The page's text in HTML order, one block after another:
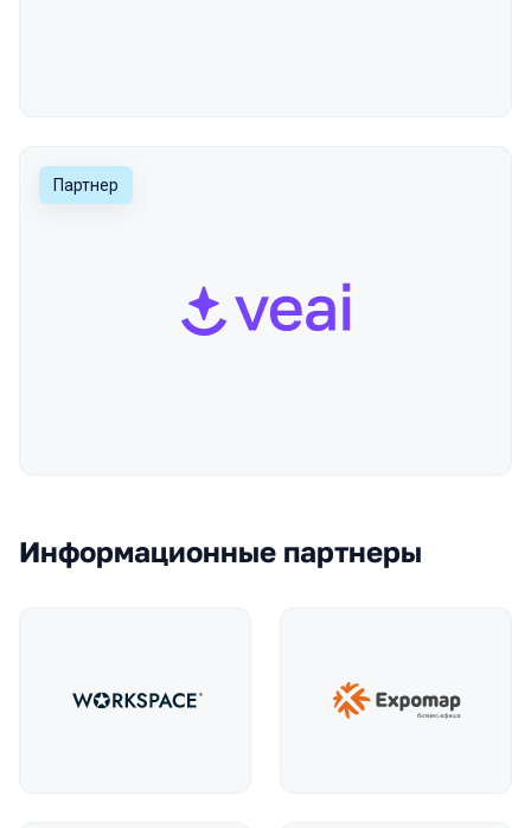
Партнер
Информационные партнеры